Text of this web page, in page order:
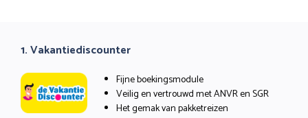
1. Vakantiediscounter
Fijne boekingsmodule
Veilig en vertrouwd met ANVR en SGR
Het gemak van pakketreizen